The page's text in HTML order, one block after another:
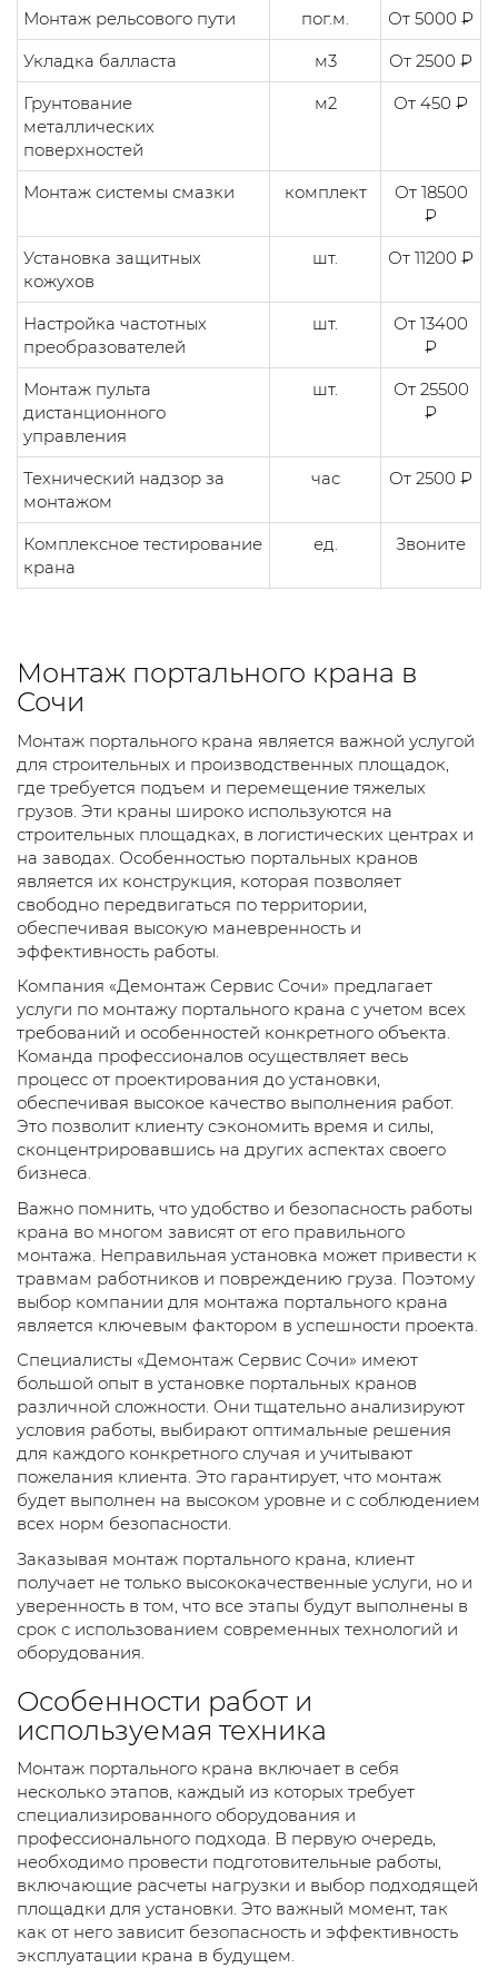
Монтаж рельсового пути пог.м.
От 5000 ₽
Укладка балласта
м3
От 2500 ₽
Грунтование
металлических
поверхностей
м2 От 450 ₽
Монтаж системы смазки комплект
От 18500
₽
Установка защитных
кожухов
шт. От 11200 ₽
Настройка частотных
преобразователей
шт.
От 13400
₽
Монтаж пульта
дистанционного
управления
шт.
От 25500
₽
Технический надзор за
монтажом
час От 2500 ₽
Комплексное тестирование
крана
ед. Звоните
Монтаж портального крана в
Сочи
Монтаж портального крана является важной услугой
для строительных и производственных площадок,
где требуется подъем и перемещение тяжелых
грузов. Эти краны широко используются на
строительных площадках, в логистических центрах и
на заводах. Особенностью портальных кранов
является их конструкция, которая позволяет
свободно передвигаться по территории,
обеспечивая высокую маневренность и
эффективность работы.
Компания «Демонтаж Сервис Сочи» предлагает
услуги по монтажу портального крана с учетом всех
требований и особенностей конкретного объекта.
Команда профессионалов осуществляет весь
процесс от проектирования до установки,
обеспечивая высокое качество выполнения работ.
Это позволит клиенту сэкономить время и силы,
сконцентрировавшись на других аспектах своего
бизнеса.
Важно помнить, что удобство и безопасность работы
крана во многом зависят от его правильного
монтажа. Неправильная установка может привести к
травмам работников и повреждению груза. Поэтому
выбор компании для монтажа портального крана
является ключевым фактором в успешности проекта.
Специалисты «Демонтаж Сервис Сочи» имеют
большой опыт в установке портальных кранов
различной сложности. Они тщательно анализируют
условия работы, выбирают оптимальные решения
для каждого конкретного случая и учитывают
пожелания клиента. Это гарантирует, что монтаж
будет выполнен на высоком уровне и с соблюдением
всех норм безопасности.
Заказывая монтаж портального крана, клиент
получает не только высококачественные услуги, но и
уверенность в том, что все этапы будут выполнены в
срок с использованием современных технологий и
оборудования.
Особенности работ и
используемая техника
Монтаж портального крана включает в себя
несколько этапов, каждый из которых требует
специализированного оборудования и
профессионального подхода. В первую очередь,
необходимо провести подготовительные работы,
включающие расчеты нагрузки и выбор подходящей
площадки для установки. Это важный момент, так
как от него зависит безопасность и эффективность
эксплуатации крана в будущем.